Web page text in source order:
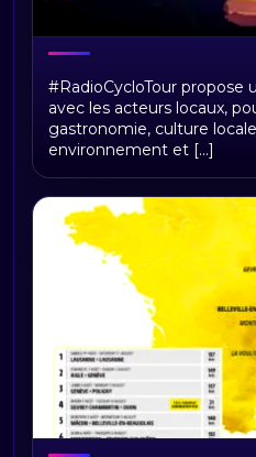
RadioCycloTour, le
#RadioCycloTour propose
avec les acteurs locaux,
gastronomie, culture
environnement et [...]